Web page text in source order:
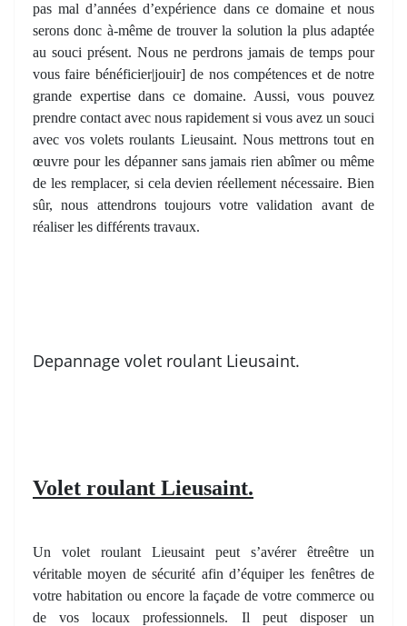
pas mal d’années d’expérience dans ce domaine et nous
serons donc à-même de trouver la solution la plus adaptée
au souci présent. Nous ne perdrons jamais de temps pour
vous faire bénéficier|jouir] de nos compétences et de notre
grande expertise dans ce domaine. Aussi, vous pouvez
prendre contact avec nous rapidement si vous avez un souci
avec vos volets roulants Lieusaint. Nous mettrons tout en
œuvre pour les dépanner sans jamais rien abîmer ou même
de les remplacer, si cela devien réellement nécessaire. Bien
sûr, nous attendrons toujours votre validation avant de
réaliser les différents travaux.
Depannage volet roulant Lieusaint.
Volet roulant Lieusaint.
Un volet roulant Lieusaint peut s’avérer êtreêtre un
véritable moyen de sécurité afin d’équiper les fenêtres de
votre habitation ou encore la façade de votre commerce ou
de vos locaux professionnels. Il peut disposer un